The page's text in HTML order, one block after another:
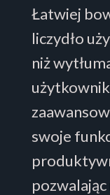
Łatwiej
liczydło
niż
swoje